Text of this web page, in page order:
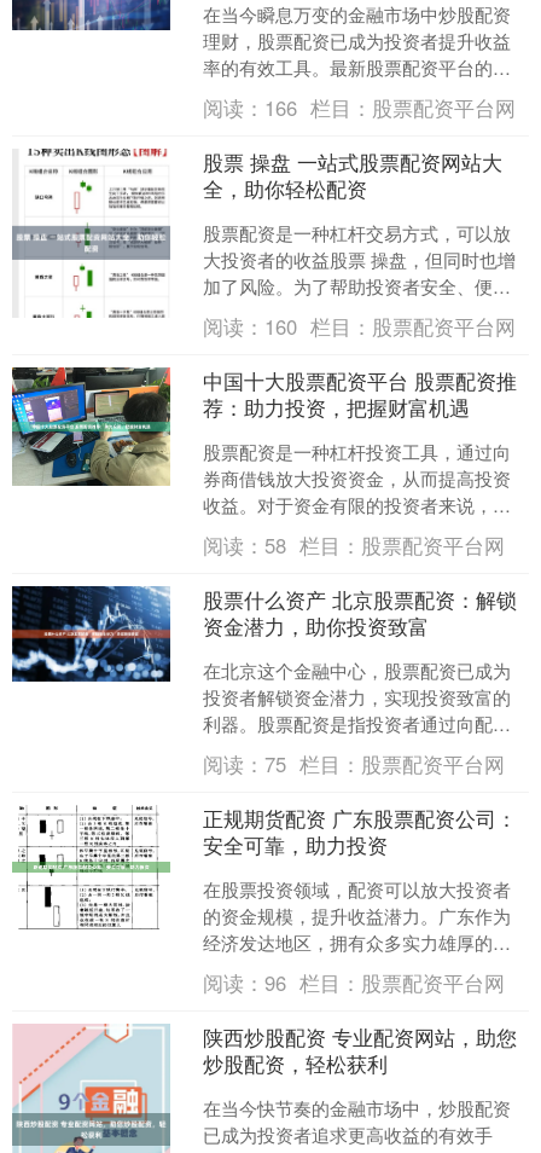
在当今瞬息万变的金融市场中炒股配资
理财，股票配资已成为投资者提升收益
率的有效工具。最新股票配资平台的出
现炒股配资理财，为投资者提供了便
捷、安全的投资渠道。 其次....
阅读： 166 栏目： 股票配资平台网
股票 操盘 一站式股票配资网站大
全，助你轻松配资
股票配资是一种杠杆交易方式，可以放
大投资者的收益股票 操盘，但同时也增
加了风险。为了帮助投资者安全、便捷
地进行股票配资，我们整理了一份一站
式股票配资网站大全： ....
阅读： 160 栏目： 股票配资平台网
中国十大股票配资平台 股票配资推
荐：助力投资，把握财富机遇
股票配资是一种杠杆投资工具，通过向
券商借钱放大投资资金，从而提高投资
收益。对于资金有限的投资者来说，股
票配资可以提供杠杆效应，帮助他们抓
住市场机遇，实现财富增值....
阅读： 58 栏目： 股票配资平台网
股票什么资产 北京股票配资：解锁
资金潜力，助你投资致富
在北京这个金融中心，股票配资已成为
投资者解锁资金潜力，实现投资致富的
利器。股票配资是指投资者通过向配资
公司借入资金，放大投资本金股票什么
资产，从而提高投资收益率....
阅读：75 栏目： 股票配资平台网
正规期货配资 广东股票配资公司：
安全可靠，助力投资
在股票投资领域，配资可以放大投资者
的资金规模，提升收益潜力。广东作为
经济发达地区，拥有众多实力雄厚的股
票配资公司。这些公司以安全可靠、服
务专业著称正规期货配资，....
阅读：96 栏目： 股票配资平台网
陕西炒股配资 专业配资网站，助您
炒股配资，轻松获利
在当今快节奏的金融市场中，炒股配资
已成为投资者追求更高收益的有效手